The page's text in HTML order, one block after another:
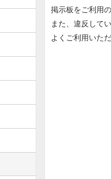
掲示板をご利用
また、違反して
よくご利用いた